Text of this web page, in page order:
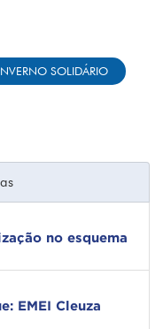
SOLIDÁRIO
no esquema
EMEI Cleuza